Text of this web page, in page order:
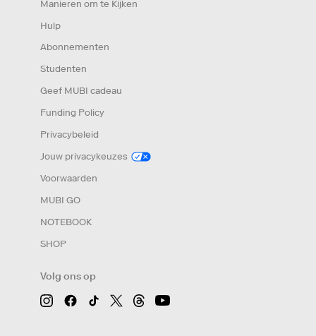
Volg ons op
Manieren om te Kijken
Hulp
Abonnementen
Studenten
Geef MUBI cadeau
Funding Policy
Privacybeleid
Jouw privacykeuzes
Voorwaarden
MUBI GO
NOTEBOOK
SHOP